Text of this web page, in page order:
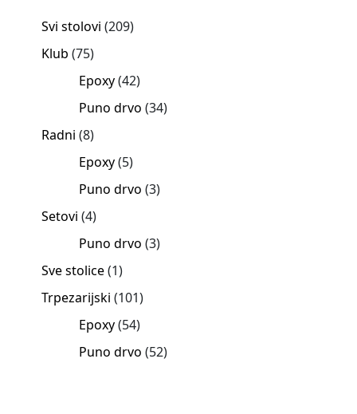
Svi stolovi 209
Klub 75
Epoxy 42
Puno drvo 34
Radni 8
Epoxy 5
Puno drvo 3
Setovi 4
Puno drvo 3
Sve stolice 1
Trpezarijski 101
Epoxy 54
Puno drvo 52